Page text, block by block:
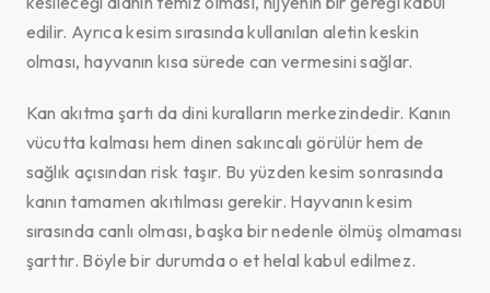
edilir. Ayrıca kesim sırasında kullanılan aletin keskin
olması, hayvanın kısa sürede can vermesini sağlar.
Kan akıtma şartı da dini kuralların merkezindedir. Kanın
vücutta kalması hem dinen sakıncalı görülür hem de
sağlık açısından risk taşır. Bu yüzden kesim sonrasında
kanın tamamen akıtılması gerekir. Hayvanın kesim
sırasında canlı olması, başka bir nedenle ölmüş olmaması
şarttır. Böyle bir durumda o et helal kabul edilmez.